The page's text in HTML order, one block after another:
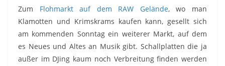
Zum Flohmarkt auf dem RAW Gelände, wo man
Klamotten und Krimskrams kaufen kann, gesellt sich
am kommenden Sonntag ein weiterer Markt, auf dem
es Neues und Altes an Musik gibt. Schallplatten die ja
außer im DJing kaum noch Verbreitung finden werden